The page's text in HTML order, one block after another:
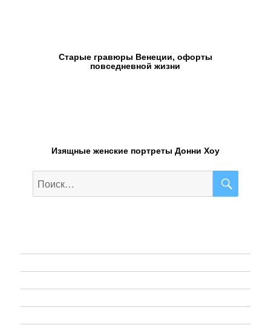
Старые гравюры Венеции, офорты
повседневной жизни
Изящные женские портреты Донни Хоу
Искать: